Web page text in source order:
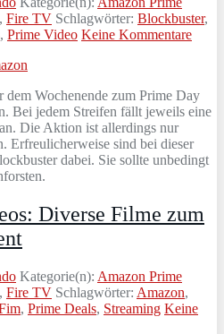
, Fire TV Schlagwörter: Blockbuster,
, Prime Video Keine Kommentare
dem Wochenende zum Prime Day
Bei jedem Streifen fällt jeweils eine
Die Aktion ist allerdings nur
Erfreulicherweise sind bei dieser
dabei. Sie sollte unbedingt
Diverse Filme zum
Kategorie(n): Amazon Prime
, Fire TV Schlagwörter: Amazon,
, Prime Deals, Streaming Keine